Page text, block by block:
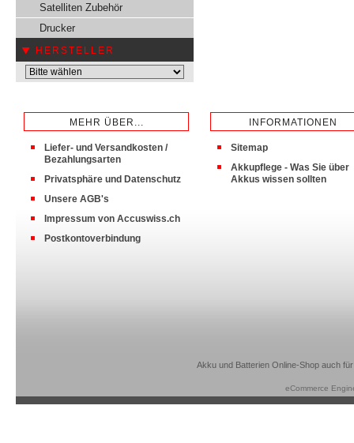
Satelliten Zubehör
Drucker
HERSTELLER
MEHR ÜBER...
Liefer- und Versandkosten /
Bezahlungsarten
Privatsphäre und Datenschutz
Unsere AGB's
Impressum von Accuswiss.ch
Postkontoverbindung
INFORMATIONEN
Sitemap
Akkupflege - Was Sie über
Akkus wissen sollten
Akku und Batterien Online-Shop auch
eCommerce